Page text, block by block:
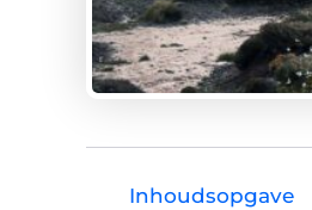
Inhoudsopgave